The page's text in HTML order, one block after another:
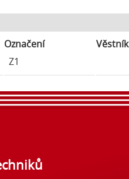
Označení Věstník
Z1